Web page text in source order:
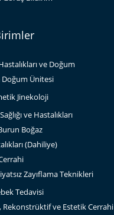
ve Doğum
Doğum Ünitesi
Jinekoloji
ve Hastalıkları
Boğaz
(Dahiliye)
Zayıflama Teknikleri
Tedavisi
Rekonstrüktif ve Estetik Cerrahi